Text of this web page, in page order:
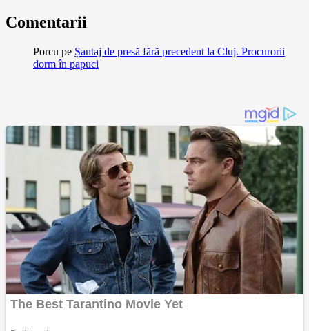
Comentarii
Porcu pe Șantaj de presă fără precedent la Cluj. Procurorii
dorm în papuci